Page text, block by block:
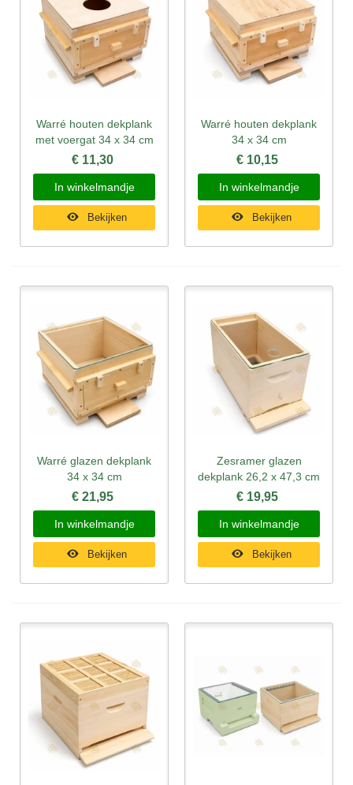
Warré houten dekplank
met voergat 34 x 34 cm
€ 11,30
In winkelmandje
Bekijken
Warré houten dekplank
34 x 34 cm
€ 10,15
In winkelmandje
Bekijken
Warré glazen dekplank
34 x 34 cm
€ 21,95
In winkelmandje
Bekijken
Zesramer glazen
dekplank 26,2 x 47,3 cm
€ 19,95
In winkelmandje
Bekijken